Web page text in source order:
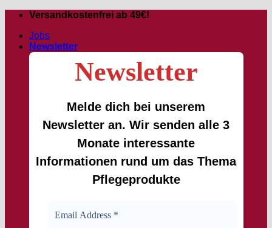
Passer
contenu
Versandkostenfrei ab 49€!
Jobs
Newsletter
Newsletter
Melde dich bei unserem
Newsletter an. Wir senden alle 3
Monate interessante
Informationen rund um das Thema
Pflegeprodukte